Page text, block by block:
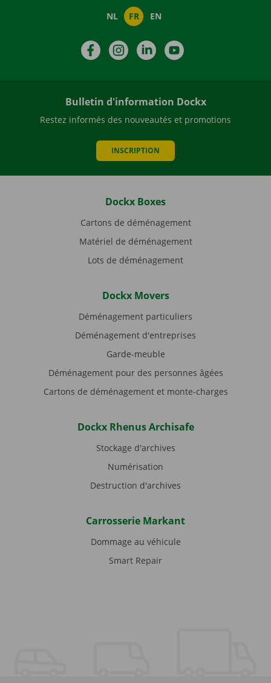
NL FR EN
FacebookInstagramLinkedIn
Bulletin d'information Dockx
Restez informés des nouveautés et promotions
INSCRIPTION
Dockx Boxes
Cartons de déménagement
Matériel de déménagement
Lots de déménagement
Dockx Movers
Déménagement particuliers
Déménagement d'entreprises
Garde-meuble
Déménagement pour des personnes âgées
Cartons de déménagement et monte-charges
Dockx Rhenus Archisafe
Stockage d'archives
Numérisation
Destruction d'archives
Carrosserie Markant
Dommage au véhicule
Smart Repair